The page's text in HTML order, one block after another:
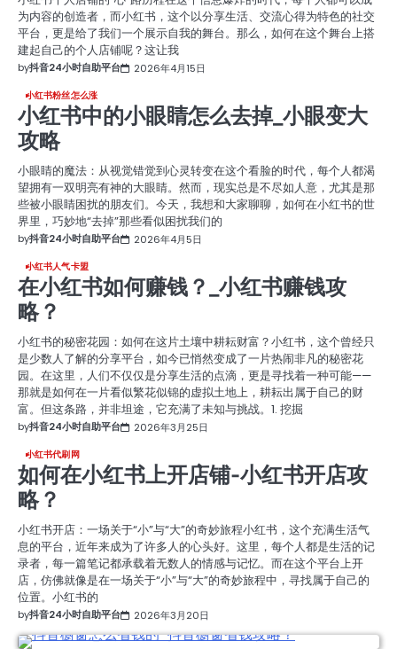
为内容的创造者，而小红书，这个以分享生活、交流心得为特色的社交
平台，更是给了我们一个展示自我的舞台。那么，如何在这个舞台上搭
建起自己的个人店铺呢？这让我
by抖音24小时自助平台 2026年4月15日
小红书粉丝怎么涨
小红书中的小眼睛怎么去掉_小眼变大
攻略
小眼睛的魔法：从视觉错觉到心灵转变在这个看脸的时代，每个人都渴
望拥有一双明亮有神的大眼睛。然而，现实总是不尽如人意，尤其是那
些被小眼睛困扰的朋友们。今天，我想和大家聊聊，如何在小红书的世
界里，巧妙地“去掉”那些看似困扰我们的
by抖音24小时自助平台 2026年4月5日
小红书人气卡盟
在小红书如何赚钱？_小红书赚钱攻
略？
小红书的秘密花园：如何在这片土壤中耕耘财富？小红书，这个曾经只
是少数人了解的分享平台，如今已悄然变成了一片热闹非凡的秘密花
园。在这里，人们不仅仅是分享生活的点滴，更是寻找着一种可能——
那就是如何在一片看似繁花似锦的虚拟土地上，耕耘出属于自己的财
富。但这条路，并非坦途，它充满了未知与挑战。1. 挖掘
by抖音24小时自助平台 2026年3月25日
小红书代刷网
如何在小红书上开店铺-小红书开店攻
略？
小红书开店：一场关于“小”与“大”的奇妙旅程小红书，这个充满生活气
息的平台，近年来成为了许多人的心头好。这里，每个人都是生活的记
录者，每一篇笔记都承载着无数人的情感与记忆。而在这个平台上开
店，仿佛就像是在一场关于“小”与“大”的奇妙旅程中，寻找属于自己的
位置。小红书的
by抖音24小时自助平台 2026年3月20日